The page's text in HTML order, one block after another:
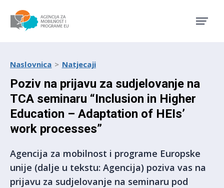
Naslovnica Natjecaji
Poziv na prijavu za sudjelovanje na
TCA seminaru “Inclusion in Higher
Education – Adaptation of HEIs’
work processes”
Agencija za mobilnost i programe Europske
unije (dalje u tekstu: Agencija) poziva vas na
prijavu za sudjelovanje na seminaru pod